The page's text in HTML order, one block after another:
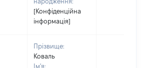
[Конфіденційна
інформація]
Прізвище:
Коваль
Ім'я: